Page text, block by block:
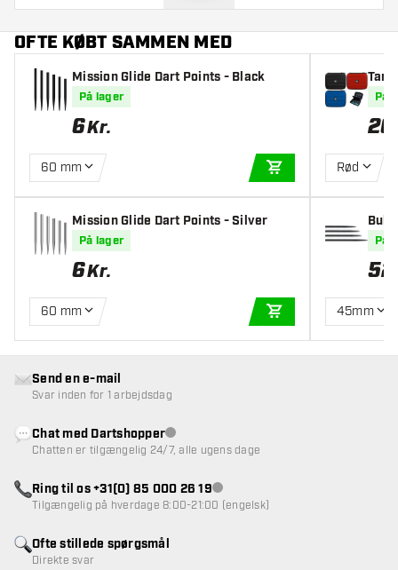
OFTE KØBT SAMMEN MED
Mission Glide Dart Points - Black
På lager
6Kr.
60 mm
TILFØJ TIL KURV
Mission Glide Dart Points - Silver
På lager
6Kr.
60 mm
TILFØJ TIL KURV
På
Rød
På
52
45mm
Ofte stillede spørgsmål
Direkte svar
Send en e-mail
Svar inden for 1 arbejdsdag
Chat med DartshopperKundeservice ikke tilgængelig
Chatten er tilgængelig 24/7, alle ugens dage
Ring til os +31(0) 85 000 26 19Kundeservice ikke tilgængelig
Tilgængelig på hverdage 8:00-21:00 (engelsk)